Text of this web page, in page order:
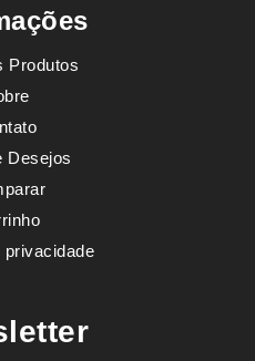
Produtos
Desejos
privacidade